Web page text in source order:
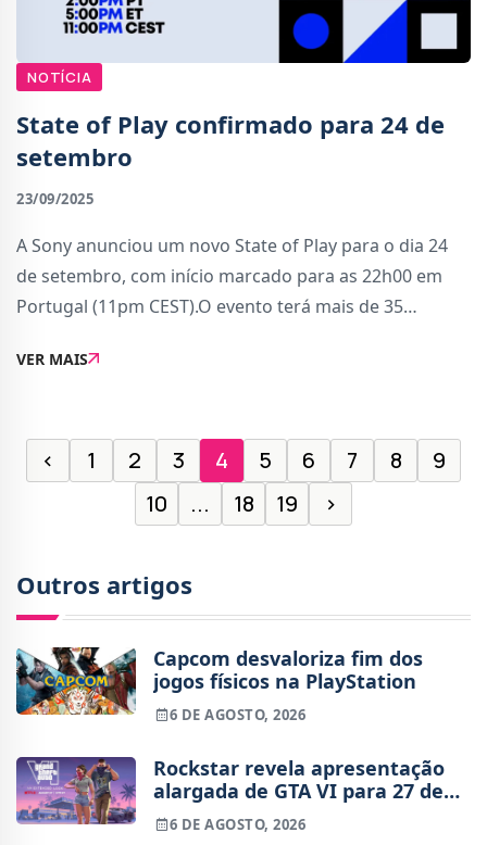
NOTÍCIA
State of Play confirmado para 24 de
setembro
23/09/2025
A Sony anunciou um novo State of Play para o dia 24
de setembro, com início marcado para as 22h00 em
Portugal (11pm CEST).O evento terá mais de 35
internos da PlayStation e parceiros de todo o mundo.
VER MAIS
‹ 1 2 3 4 5 6 7 8
9
10
... 18 19 ›
Outros artigos
Capcom desvaloriza fim dos
jogos físicos na PlayStation
6 DE AGOSTO, 2026
Rockstar revela apresentação
alargada de GTA VI para 27 de
agosto
6 DE AGOSTO, 2026